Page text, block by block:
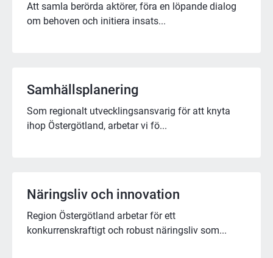
Att samla berörda aktörer, föra en löpande dialog
om behoven och initiera insats...
Samhällsplanering
Som regionalt utvecklingsansvarig för att knyta
ihop Östergötland, arbetar vi fö...
Näringsliv och innovation
Region Östergötland arbetar för ett
konkurrenskraftigt och robust näringsliv som...